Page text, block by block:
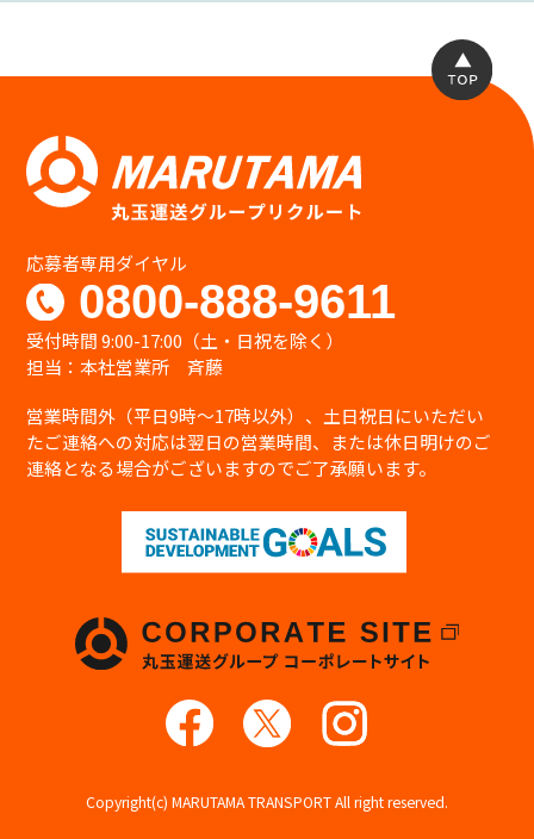
守します。
本方針は当社の個人情報の取り扱いに関して
方針に則って個人情報保護法等の法令・規範に
基づく個人情報の保護に努めます。
個人情報の安全管理措置について
当社は、個人情報への不正アクセス、個人情報
し、正確性及び安全性を確保するために管理
体制を整備し、適切な安全対策を実施致しま
す。
個人情報を取り扱う事務所内への部外者の立
ち入りを制限し、当社の個人情報保護に関わ
施するほか管理責任者を置き個人情報の適切
な管理に努めます。
継続的な改善について
当社は、個人情報保護への取り組みについて、
日本国の従うべき法令の変更、取り扱い方
法、環境の変化に対応するため、継続的に見
お問い合わせ
個人情報の取り扱いに関するお問い合わせ
は、下記窓口にて受け付けております。
【個人情報取り扱い窓口】
株式会社 丸玉運送
〒476-0002 愛知県東海市名和町天王前33番地
TEL：052-604-9611（代表）
応募者専用ダイヤル
0800-888-9611
受付時間 9:00-17:00（土・日祝を除く）
担当：本社営業所 斉藤
営業時間外（平日9時〜17時以外）、土日祝日にいただい
たご連絡への対応は翌日の営業時間、または休日明けのご
連絡となる場合がございますのでご了承願います。
Copyright(c) MARUTAMA TRANSPORT All right reserved.